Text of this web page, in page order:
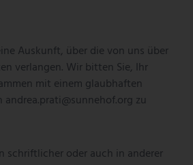
Auskunft, über die von uns über
verlangen. Wir bitten Sie, Ihr
mit einem glaubhaften
andrea.prati@sunnehof.org zu
schriftlicher oder auch in anderer